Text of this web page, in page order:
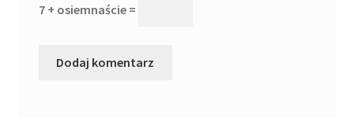
7 + osiemnaście =